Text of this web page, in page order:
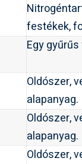
festékek,
Egy
Oldószer,
alapanyag.
Oldószer,
alapanyag.
Oldószer,